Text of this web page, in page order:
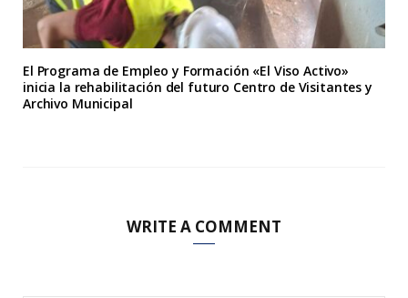
El Programa de Empleo y Formación «El Viso Activo»
inicia la rehabilitación del futuro Centro de Visitantes y
Archivo Municipal
WRITE A COMMENT